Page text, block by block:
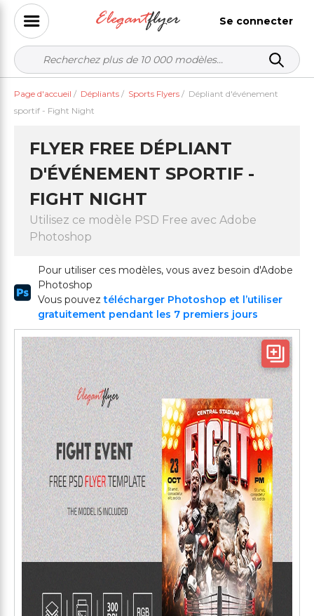
Se connecter
Page d'accueil / Dépliants / Sports Flyers / Dépliant d'événement
sportif - Fight Night
FLYER FREE DÉPLIANT
D'ÉVÉNEMENT SPORTIF -
FIGHT NIGHT
Utilisez ce modèle PSD Free avec Adobe
Photoshop
Pour utiliser ces modèles, vous avez besoin d'Adobe
Photoshop
Vous pouveztélécharger Photoshop et l’utiliser
gratuitement pendant les 7 premiers jours